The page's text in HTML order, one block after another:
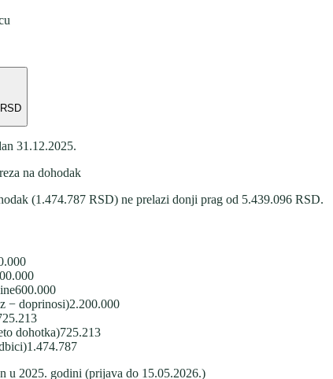
RSD
31.12.2025.
na dohodak
(1.474.787 RSD) ne prelazi donji prag od 5.439.096 RSD.
600.000
− doprinosi)2.200.000
dohotka)725.213
)1.474.787
u 2025. godini (prijava do 15.05.2026.)